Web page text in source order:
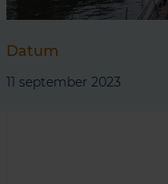
Datum
11 september 2023